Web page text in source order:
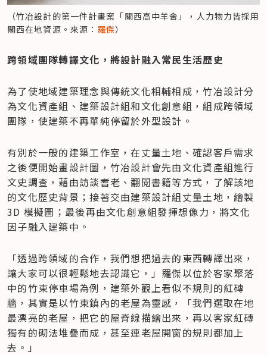
（竹冶設計的第一件計畫案「關西高中羊舍」，人力物力皆採用
關西在地資源。來源： 羅傑）
跨領域團隊轉譯文化，將設計融入常民生活歷史
為了使地域建築理念與傳統文化相輔相成，竹冶設計分
為文化資產組、建築設計組和文化創意組，組成跨領域
團隊，使建築不再單純停留於外型設計。
有別於一般的建築工作室，在丈量土地、確認客戶需求
之後便開始畫設計圖，竹冶設計會先由文化資產組進行
文史調查，藉由訪談耆老、翻閱書籍等方式，了解該地
的文化歷史背景；接著交由建築設計組丈量土地，繪製
3D 模擬圖；最後再由文化創意組發揮想像力，將文化
因子融入建築中。
「透過跨領域的合作，我們想把過去的東西轉譯出來，
讓大家可以很輕鬆地去認識它，」羅傑以位於客家聚落
中的竹東停車場為例，建築外觀上看似不規則的紅磚
牆，其實是以竹東鎮內的老屋為靈感，「我們選取在地
最漂亮的老屋，把它的屋脊線描繪出來，再以客家紅磚
獨有的砌法堆疊而成，甚至連老屋開窗的規則都加上
去。」